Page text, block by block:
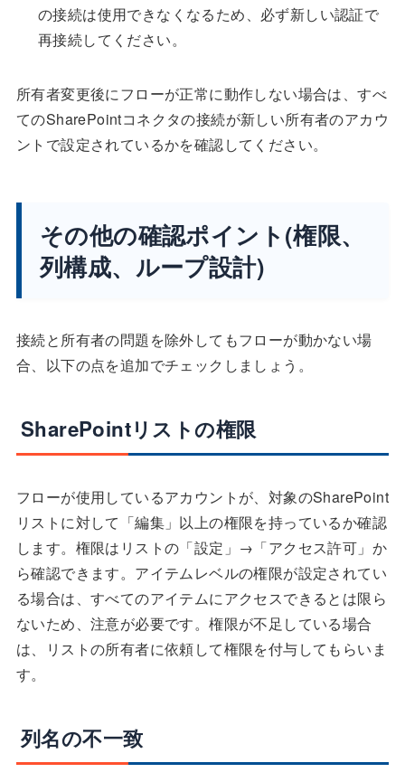
の接続は使用できなくなるため、必ず新しい認証で
再接続してください。
所有者変更後にフローが正常に動作しない場合は、すべ
てのSharePointコネクタの接続が新しい所有者のアカウ
ントで設定されているかを確認してください。
その他の確認ポイント(権限、
列構成、ループ設計)
接続と所有者の問題を除外してもフローが動かない場
合、以下の点を追加でチェックしましょう。
SharePointリストの権限
フローが使用しているアカウントが、対象のSharePoint
リストに対して「編集」以上の権限を持っているか確認
します。権限はリストの「設定」→「アクセス許可」か
ら確認できます。アイテムレベルの権限が設定されてい
る場合は、すべてのアイテムにアクセスできるとは限ら
ないため、注意が必要です。権限が不足している場合
は、リストの所有者に依頼して権限を付与してもらいま
す。
列名の不一致